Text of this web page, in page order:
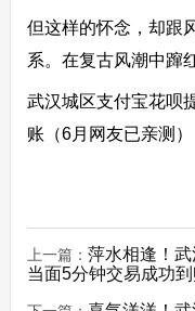
但这样的怀念，却跟
系。在复古风潮中蹿
武汉城区支付宝花呗
账（6月网友已亲测）
上一篇： 萍水相逢！
当面5分钟交易成功